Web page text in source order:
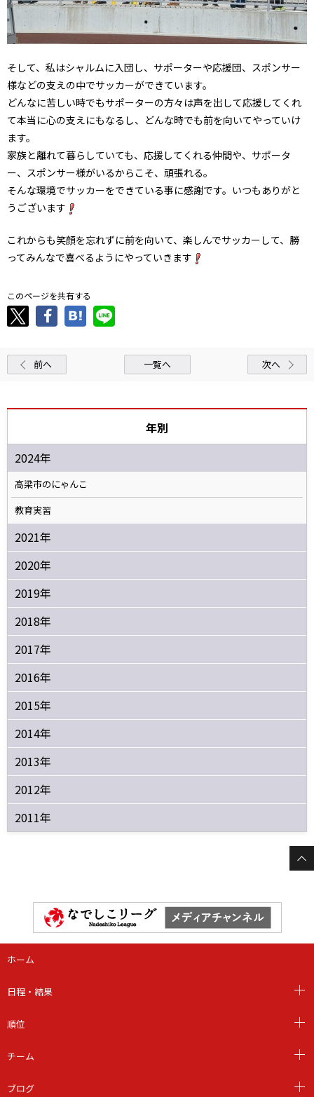
そして、私はシャルムに入団し、サポーターや応援団、スポンサー
様などの支えの中でサッカーができています。
どんなに苦しい時でもサポーターの方々は声を出して応援してくれ
て本当に心の支えにもなるし、どんな時でも前を向いてやっていけ
ます。
家族と離れて暮らしていても、応援してくれる仲間や、サポータ
ー、スポンサー様がいるからこそ、頑張れる。
そんな環境でサッカーをできている事に感謝です。いつもありがと
うございます
これからも笑顔を忘れずに前を向いて、楽しんでサッカーして、勝
ってみんなで喜べるようにやっていきます
このページを共有する
前へ 一覧へ 次へ
年別
2024年
高梁市のにゃんこ
教育実習
2021年
2020年
2019年
2018年
2017年
2016年
2015年
2014年
2013年
2012年
2011年
ホーム
日程・結果
順位
チーム
ブログ